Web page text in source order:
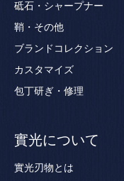
砥石・シャープナー
鞘・その他
ブランドコレクション
カスタマイズ
包丁研ぎ・修理
實光について
實光刃物とは